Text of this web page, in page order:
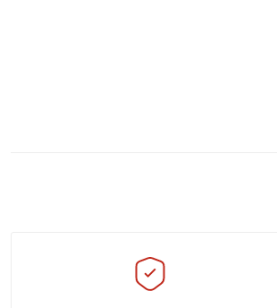
Ürün resmi kalitesiz, bozuk veya görüntülenemiyor.
Ürün açıklamasında eksik bilgiler bulunuyor.